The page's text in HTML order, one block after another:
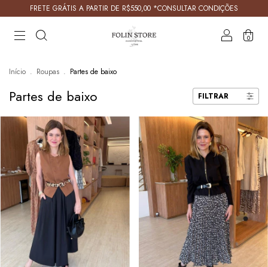
FRETE GRÁTIS A PARTIR DE R$550,00 *CONSULTAR CONDIÇÕES
0
Início . Roupas . Partes de baixo
Partes de baixo FILTRAR